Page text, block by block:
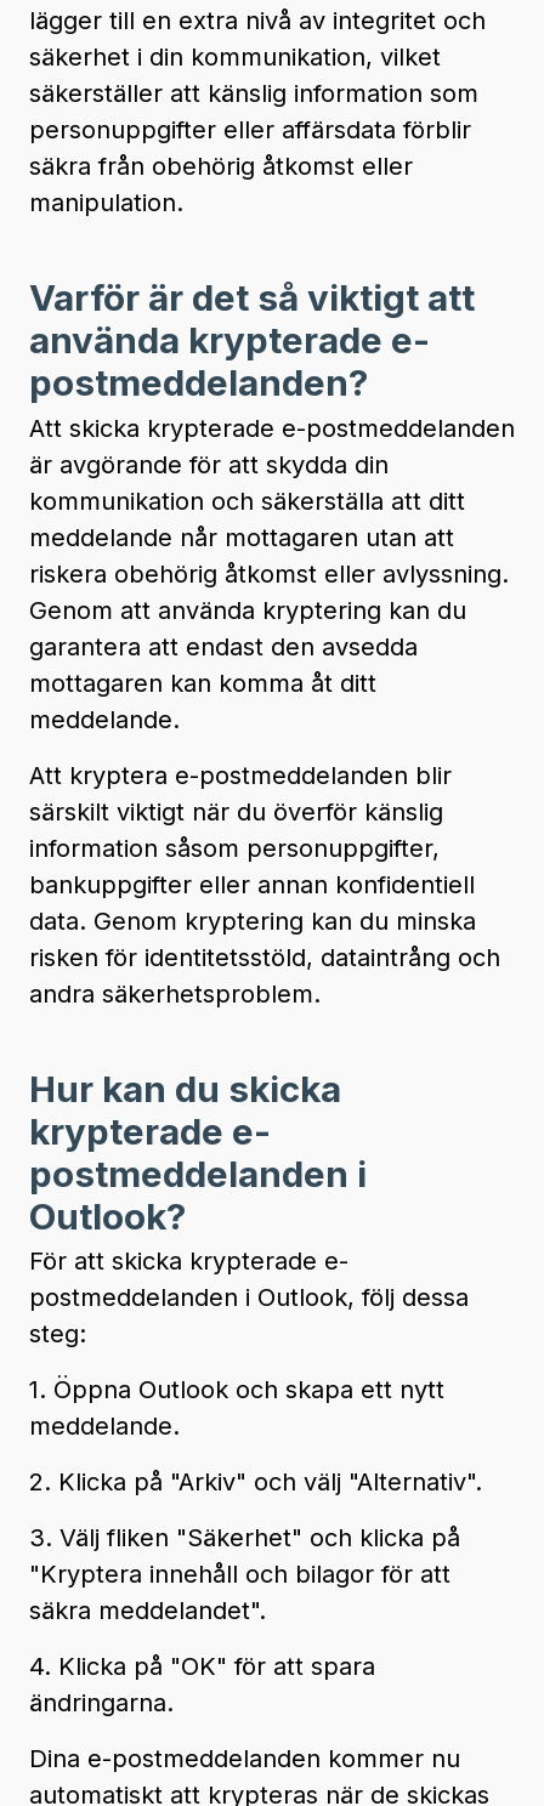
lägger till en extra nivå av integritet och
säkerhet i din kommunikation, vilket
säkerställer att känslig information som
personuppgifter eller affärsdata förblir
säkra från obehörig åtkomst eller
manipulation.
Varför är det så viktigt att
använda krypterade e-
postmeddelanden?
Att skicka krypterade e-postmeddelanden
är avgörande för att skydda din
kommunikation och säkerställa att ditt
meddelande når mottagaren utan att
riskera obehörig åtkomst eller avlyssning.
Genom att använda kryptering kan du
garantera att endast den avsedda
mottagaren kan komma åt ditt
meddelande.
Att kryptera e-postmeddelanden blir
särskilt viktigt när du överför känslig
information såsom personuppgifter,
bankuppgifter eller annan konfidentiell
data. Genom kryptering kan du minska
risken för identitetsstöld, dataintrång och
andra säkerhetsproblem.
Hur kan du skicka
krypterade e-
postmeddelanden i
Outlook?
För att skicka krypterade e-
postmeddelanden i Outlook, följ dessa
steg:
1. Öppna Outlook och skapa ett nytt
meddelande.
2. Klicka på "Arkiv" och välj "Alternativ".
3. Välj fliken "Säkerhet" och klicka på
"Kryptera innehåll och bilagor för att
säkra meddelandet".
4. Klicka på "OK" för att spara
ändringarna.
Dina e-postmeddelanden kommer nu
automatiskt att krypteras när de skickas